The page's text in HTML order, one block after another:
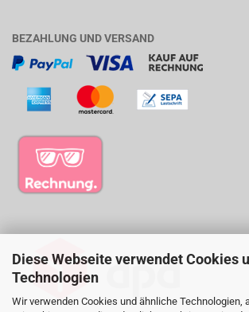
Diese Webseite verwendet Cookies
Technologien
Wir verwenden Cookies und ähnliche Technologien,
BEZAHLUNG UND VERSAND